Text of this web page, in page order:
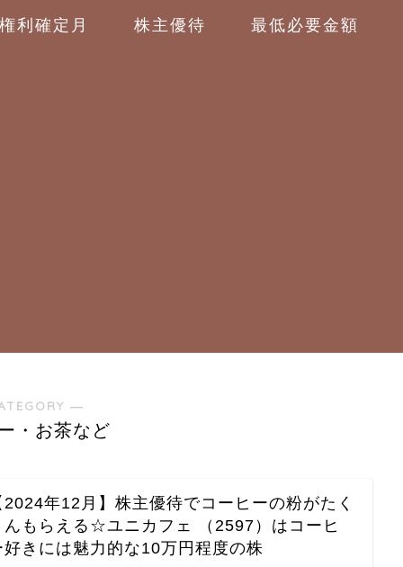
権利確定月 株主優待 最低必要金額
―
・お茶など
2024年12月】株主優待でコーヒーの粉がたく
んもらえる☆ユニカフェ （2597）はコーヒ
好きには魅力的な10万円程度の株